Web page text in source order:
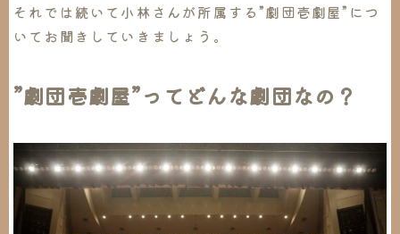
それでは続いて小林さんが所属する”劇団壱劇屋”につ
いてお聞きしていきましょう。
”劇団壱劇屋”ってどんな劇団なの？